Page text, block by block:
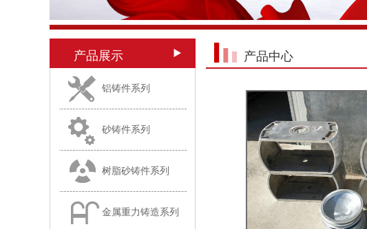
产品展示
铝铸件系列
砂铸件系列
树脂砂铸件系列
金属重力铸造系列
产品中心